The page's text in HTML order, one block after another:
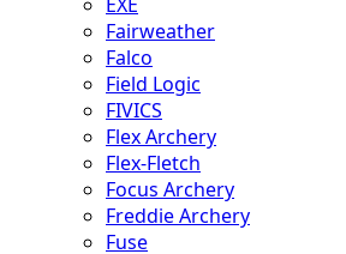
Fairweather
Falco
Field Logic
FIVICS
Flex Archery
Flex-Fletch
Focus Archery
Freddie Archery
Fuse